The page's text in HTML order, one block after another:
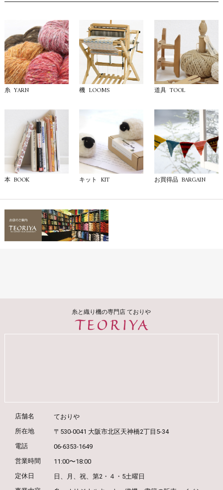
糸 YARN 機 LOOMS 道具 TOOL
本 BOOK キット KIT お買得品 BARGAIN
糸と織り機の専門店 ておりや
店舗名
ておりや
所在地
〒530-0041 大阪市北区天神橋2丁目5-34
電話
06-6353-1649
営業時間
11:00〜18:00
定休日
日、月、祝、第2・４・5土曜日